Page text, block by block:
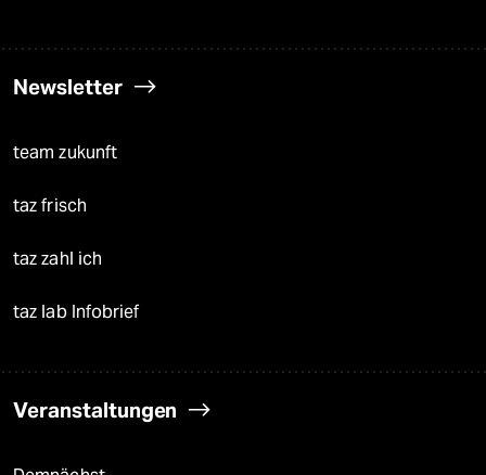
Newsletter
team zukunft
taz frisch
taz zahl ich
taz lab Infobrief
Veranstaltungen